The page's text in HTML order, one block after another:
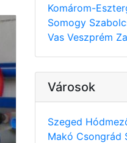
Komárom-
Somogy
Vas Veszprém
Városok
Szeged
Makó Csongrád